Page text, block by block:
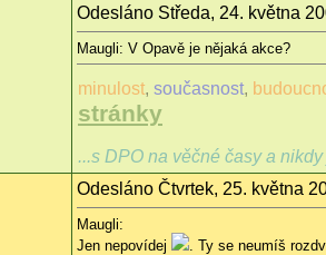
Odesláno Středa, 24. května
Maugli: V Opavě je nějaká akce?
minulost, současnost,
stránky
...s DPO na věčné časy a
Odesláno Čtvrtek, 25. května
Maugli:
Jen nepovídej
. Ty se neumíš